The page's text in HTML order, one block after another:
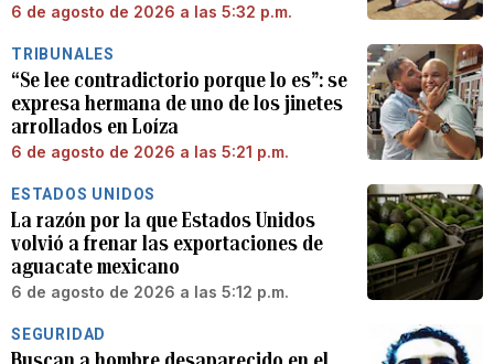
6 de agosto de 2026 a las 5:32 p.m.
TRIBUNALES
“Se lee contradictorio porque lo es”: se
expresa hermana de uno de los jinetes
arrollados en Loíza
6 de agosto de 2026 a las 5:21 p.m.
ESTADOS UNIDOS
La razón por la que Estados Unidos
volvió a frenar las exportaciones de
aguacate mexicano
6 de agosto de 2026 a las 5:12 p.m.
SEGURIDAD